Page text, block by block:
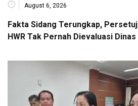
August 6, 2026
Fakta Sidang Terungkap,
HWR Tak Pernah Dievaluasi Dinas